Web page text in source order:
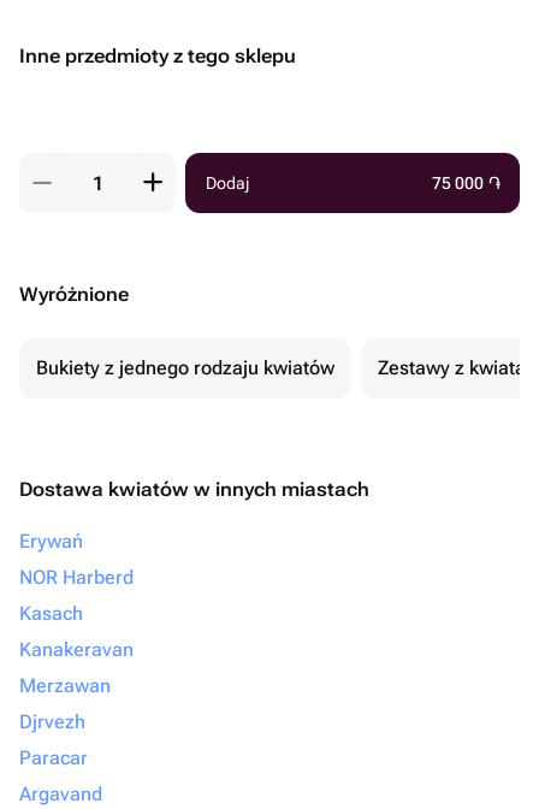
Inne przedmioty z tego sklepu
Dodaj 75 000 ֏
Wyróżnione
Bukiety z jednego rodzaju kwiatów Zestawy z
Dostawa kwiatów w innych miastach
Erywań
NOR Harberd
Kasach
Kanakeravan
Merzawan
Djrvezh
Paracar
Argavand